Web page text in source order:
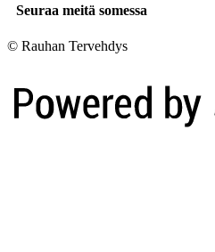
Seuraa meitä somessa
© Rauhan Tervehdys